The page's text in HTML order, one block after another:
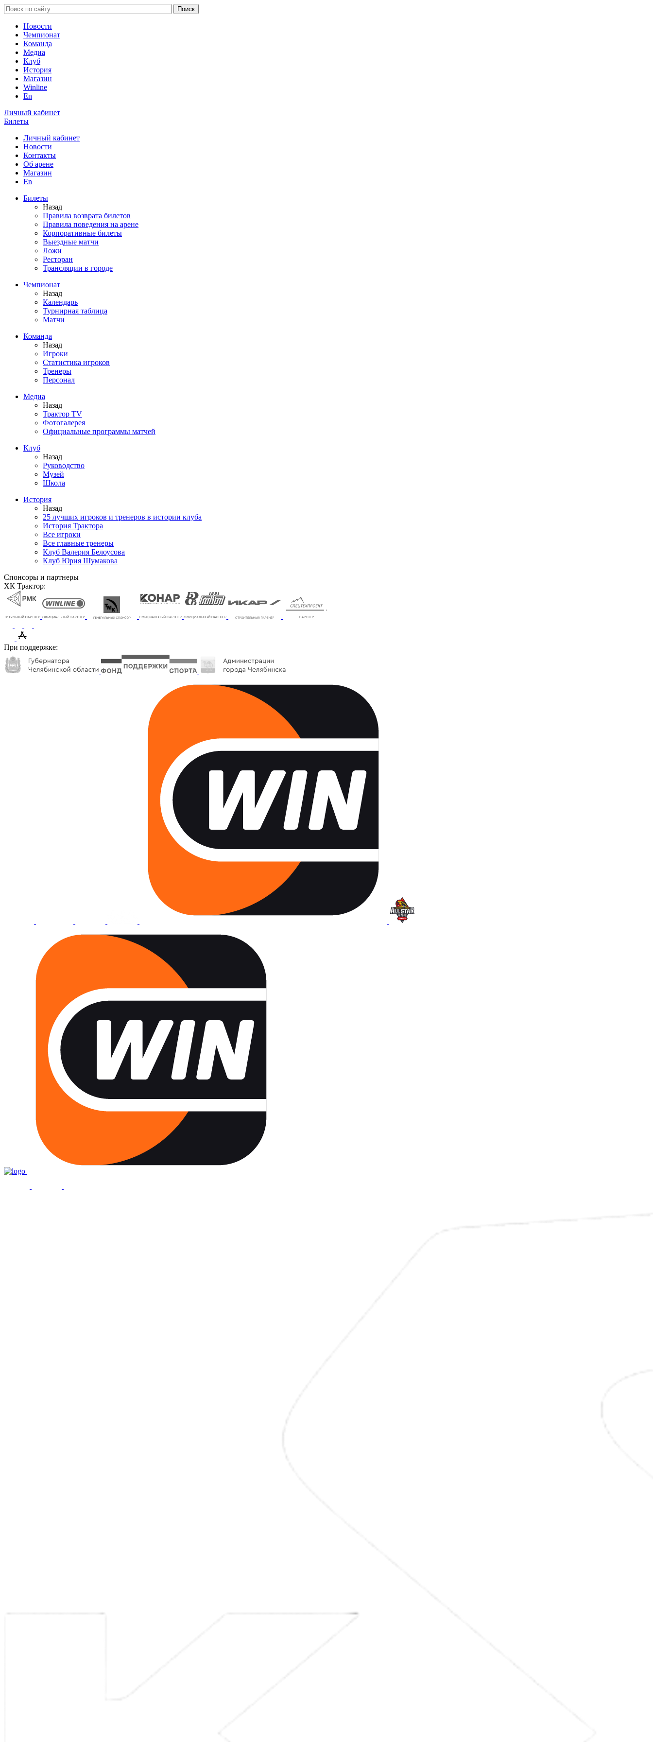
Новости
Чемпионат
Команда
Медиа
Клуб
История
Магазин
Winline
En
Личный кабинет
Билеты
Личный кабинет
Новости
Контакты
Об арене
Магазин
En
Билеты
Назад
Правила возврата билетов
Правила поведения на арене
Корпоративные билеты
Выездные матчи
Ложи
Ресторан
Трансляции в городе
Чемпионат
Назад
Календарь
Турнирная таблица
Матчи
Команда
Назад
Игроки
Статистика игроков
Тренеры
Персонал
Медиа
Назад
Трактор TV
Фотогалерея
Официальные программы матчей
Клуб
Назад
Руководство
Музей
Школа
История
Назад
25 лучших игроков и тренеров в истории клуба
История Трактора
Все игроки
Все главные тренеры
Клуб Валерия Белоусова
Клуб Юрия Шумакова
Спонсоры и партнеры
ХК Трактор:
При поддержке: